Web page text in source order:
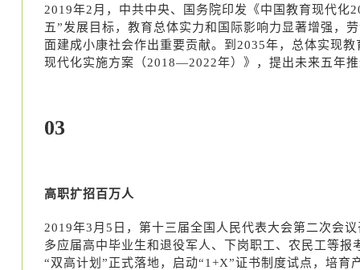
2019年2月，中共中央、国务院印发《中国教育现代化
五”发展目标，教育总体实力和国际影响力显著增强，
面建成小康社会作出重要贡献。到2035年，总体实现
现代化实施方案（2018—2022年）》，提出未来五年
03
高职扩招百万人
2019年3月5日，第十三届全国人民代表大会第二次会
多应届高中毕业生和退役军人、下岗职工、农民工等
“双高计划”正式落地，启动“1+X”证书制度试点，培